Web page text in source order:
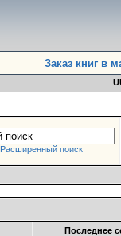
Заказ книг в
Расширенный поиск
Последнее